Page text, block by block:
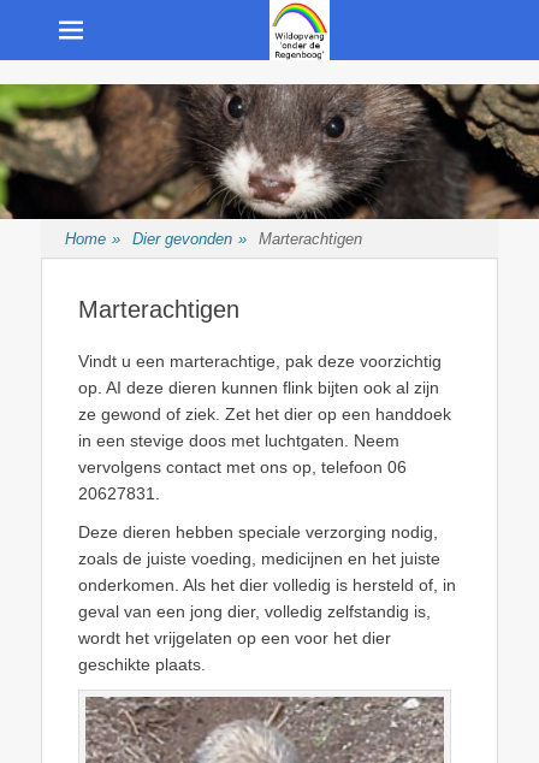
Wildopvang "onder
de Regenboog"
Opvang van wilde inheemse dieren
Home » Dier gevonden » Marterachtigen
Marterachtigen
Vindt u een marterachtige, pak deze voorzichtig
op. AI deze dieren kunnen flink bijten ook al zijn
ze gewond of ziek. Zet het dier op een handdoek
in een stevige doos met luchtgaten. Neem
vervolgens contact met ons op, telefoon 06
20627831.
Deze dieren hebben speciale verzorging nodig,
zoals de juiste voeding, medicijnen en het juiste
onderkomen. Als het dier volledig is hersteld of, in
geval van een jong dier, volledig zelfstandig is,
wordt het vrijgelaten op een voor het dier
geschikte plaats.